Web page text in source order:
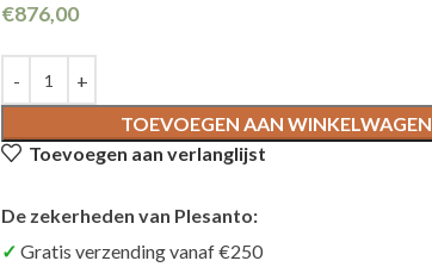
€876,00
TOEVOEGEN AAN WINKELWAGEN
Toevoegen aan verlanglijst
De zekerheden van Plesanto:
Gratis verzending vanaf €250